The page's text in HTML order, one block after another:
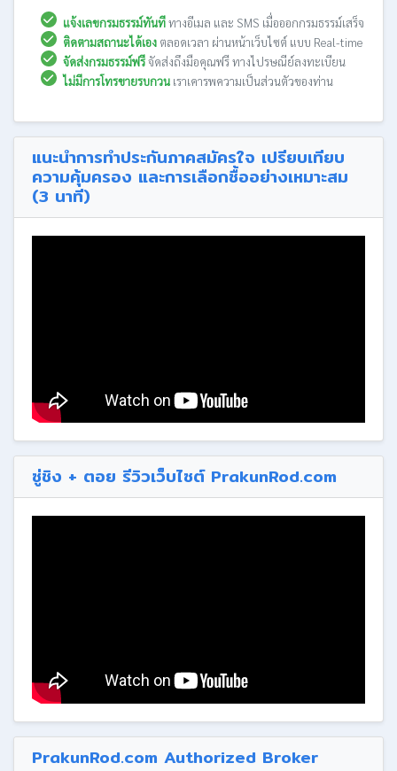
แจ้งเลขกรมธรรม์ทันทีทางอีเมล และ SMS เมื่อออกกรมธรรม์เสร็จ
ติดตามสถานะได้เอง ตลอดเวลา ผ่านหน้าเว็บไซต์ แบบ Real-time
จัดส่งกรมธรรม์ฟรีจัดส่งถึงมือคุณฟรี ทางไปรษณีย์ลงทะเบียน
ไม่มีการโทรขายรบกวน เราเคารพความเป็นส่วนตัวของท่าน
แนะนำการทำประกันภาคสมัครใจ เปรียบเทียบ
ความคุ้มครอง และการเลือกซื้ออย่างเหมาะสม
(3 นาที)
ซู่ชิง + ตอย รีวิวเว็บไซต์ PrakunRod.com
PrakunRod.com Authorized Broker